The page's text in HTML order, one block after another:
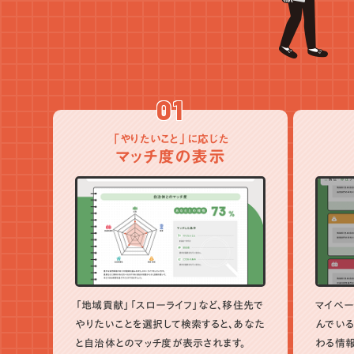
01
「やりたいこと」に応じた
マッチ度の表示
「地域貢献」「スローライフ」など、移住先で
やりたいことを選択して検索すると、あなた
と自治体とのマッチ度が表示されます。
マイペ
んでい
わる情